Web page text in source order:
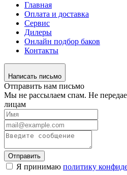
Главная
Оплата и доставка
Сервис
Дилеры
Онлайн подбор баков
Контакты
Написать письмо
Отправить нам письмо
Мы не рассылаем спам. Не
лицам
Отправить
Я принимаю политику